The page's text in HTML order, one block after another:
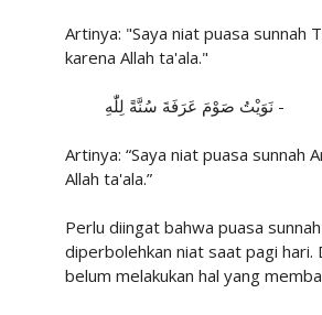
Artinya: "Saya niat puasa sunnah
karena Allah ta'ala."
نَوَيْتُ صَوْمَ عَرَفَةَ سُنَّةً لِلّٰهِ -
Artinya: “Saya niat puasa sunnah
Allah ta'ala.”
Perlu diingat bahwa puasa
diperbolehkan niat saat pagi hari.
belum melakukan hal yang